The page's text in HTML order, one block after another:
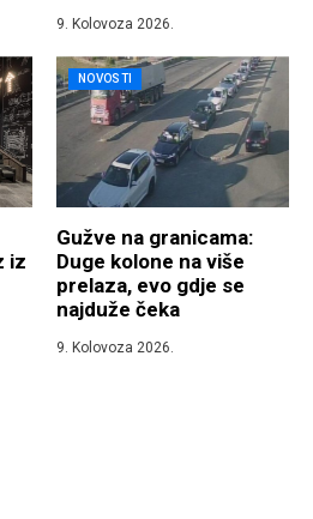
9. Kolovoza 2026.
iz
NOVOSTI
Gužve na granicama:
Duge kolone na više
prelaza, evo gdje se
najduže čeka
9. Kolovoza 2026.